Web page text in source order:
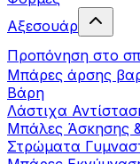
Αξεσουάρ
Προπόνηση στο
Μπάρες άρσης
Βάρη
Λάστιχα
Μπάλες Άσκησης
Στρώματα